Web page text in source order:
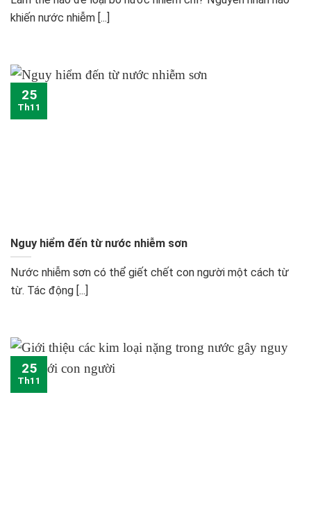
khiến nước nhiễm [...]
Nguy hiểm đến từ nước nhiễm sơn
Nước nhiễm sơn có thể giết chết con người một cách từ
từ. Tác động [...]
25
Th11
25
Th11